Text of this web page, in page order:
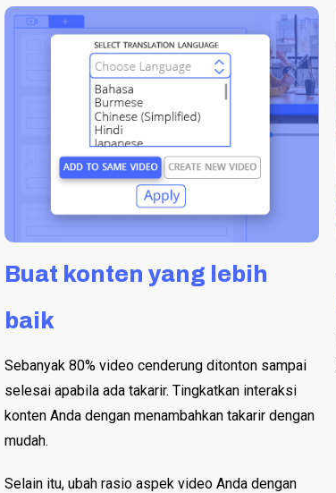
Buat konten yang lebih
baik
Sebanyak 80% video cenderung ditonton sampai
selesai apabila ada takarir. Tingkatkan interaksi
konten Anda dengan menambahkan takarir dengan
mudah.
Selain itu, ubah rasio aspek video Anda dengan